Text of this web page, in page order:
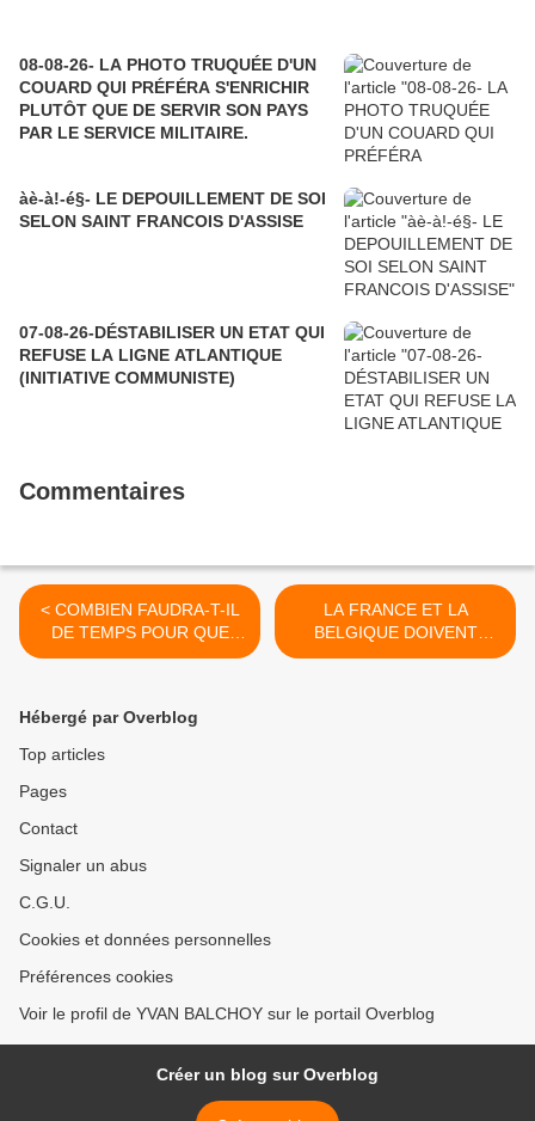
08-08-26- LA PHOTO TRUQUÉE D'UN
COUARD QUI PRÉFÉRA S'ENRICHIR
PLUTÔT QUE DE SERVIR SON PAYS
PAR LE SERVICE MILITAIRE.
àè-à!-é§- LE DEPOUILLEMENT DE SOI
SELON SAINT FRANCOIS D'ASSISE
07-08-26-DÉSTABILISER UN ETAT QUI
REFUSE LA LIGNE ATLANTIQUE
(INITIATIVE COMMUNISTE)
Commentaires
< COMBIEN FAUDRA-T-IL
DE TEMPS POUR QUE
CEUX QUI ONT ASPHYXIE
CRIME SOIENT TRADUITS
DEVANT LA JUSTICE ?
LA FRANCE ET LA
BELGIQUE DOIVENT
QUITTER L'OTAN - APPEL
Hébergé par Overblog
Top articles
Pages
Contact
Signaler un abus
C.G.U.
Cookies et données personnelles
Préférences cookies
Voir le profil de YVAN BALCHOY sur le portail Overblog
Créer un blog sur Overblog